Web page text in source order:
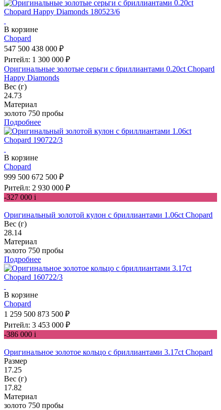
В корзине
Chopard
547 500 438 000 ₽
Ритейл: 1 300 000 ₽
Оригинальные золотые серьги c бриллиантами 0.20ct Chopard
Happy Diamonds
Вес (г)
24.73
Материал
золото 750 пробы
Подробнее
В корзине
Chopard
999 500 672 500 ₽
Ритейл: 2 930 000 ₽
-327 000 i
Оригинальный золотой кулон с бриллиантами 1.06ct Chopard
Вес (г)
28.14
Материал
золото 750 пробы
Подробнее
В корзине
Chopard
1 259 500 873 500 ₽
Ритейл: 3 453 000 ₽
-386 000 i
Оригинальное золотое кольцо с бриллиантами 3.17ct Chopard
Размер
17.25
Вес (г)
17.82
Материал
золото 750 пробы